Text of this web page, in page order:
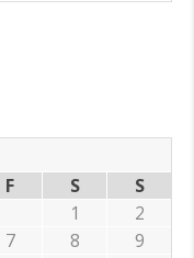
F S
S
1
2
7 8
9